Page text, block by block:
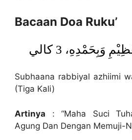
Bacaan Doa Ruku’
3 كالي
Subhaana rabbiyal azhiimi
(Tiga Kali)
Artinya : “Maha Suci
Agung Dan Dengan Memuji-